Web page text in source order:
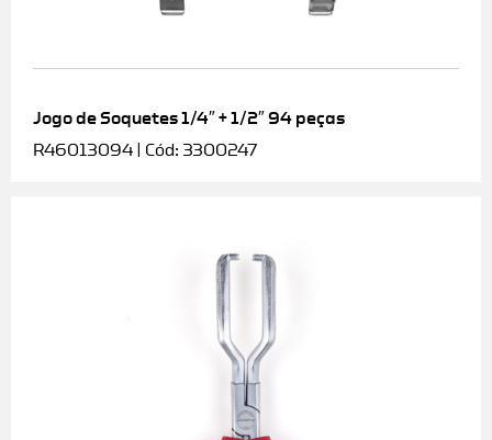
Jogo de Soquetes 1/4″ + 1/2″ 94 peças
R46013094 | Cód: 3300247